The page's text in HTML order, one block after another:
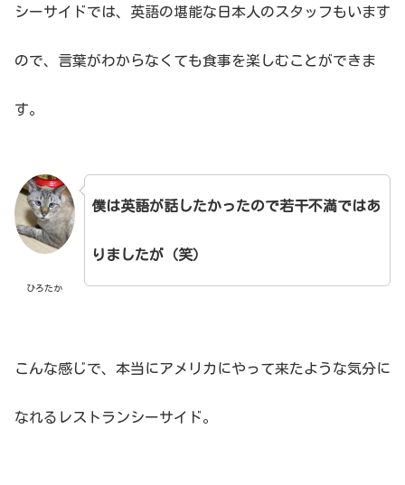
シーサイドでは、英語の堪能な日本人のスタッフもいます
ので、言葉がわからなくても食事を楽しむことができま
す。
ひろたか
僕は英語が話したかったので若干不満ではあ
りましたが（笑）
こんな感じで、本当にアメリカにやって来たような気分に
なれるレストランシーサイド。